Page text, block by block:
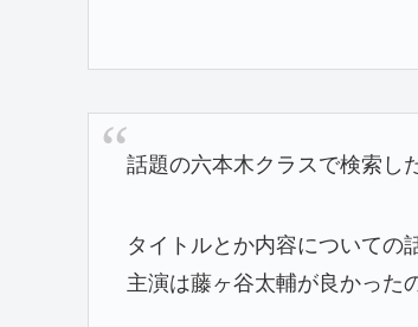
話題の六本木クラスで検索し
タイトルとか内容についての
主演は藤ヶ谷太輔が良かった